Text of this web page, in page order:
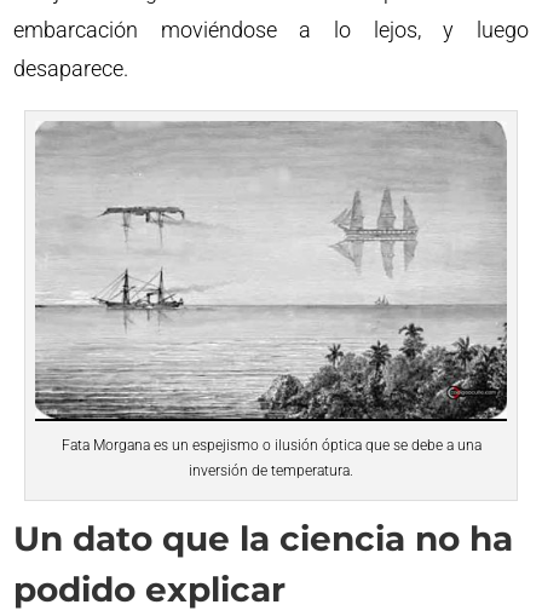
embarcación moviéndose a lo lejos, y luego
desaparece.
Fata Morgana es un espejismo o ilusión óptica que se debe a una
inversión de temperatura.
Un dato que la ciencia no ha
podido explicar